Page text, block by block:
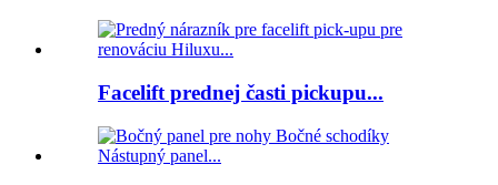
Facelift prednej časti pickupu...